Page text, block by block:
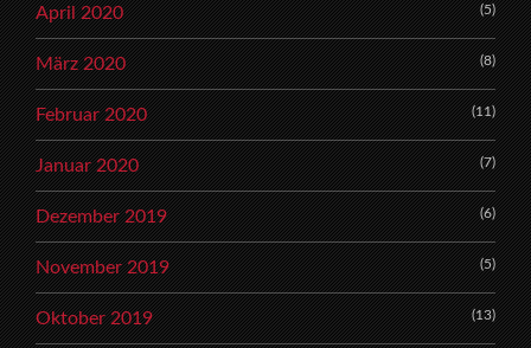
April 2020 (5)
März 2020 (8)
Februar 2020 (11)
Januar 2020 (7)
Dezember 2019 (6)
November 2019 (5)
Oktober 2019 (13)